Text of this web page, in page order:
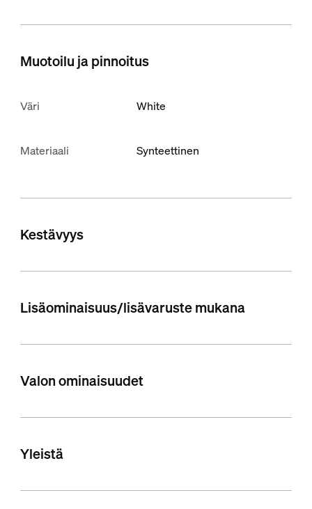
Muotoilu ja pinnoitus
Väri White
Materiaali Synteettinen
Kestävyys
Lisäominaisuus/lisävaruste mukana
Valon ominaisuudet
Yleistä